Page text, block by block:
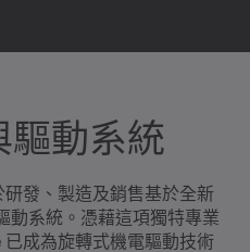
驅動系統
研發、製造及銷售基於全新
動系統。憑藉這項獨特專業
已成為旋轉式機電驅動技術